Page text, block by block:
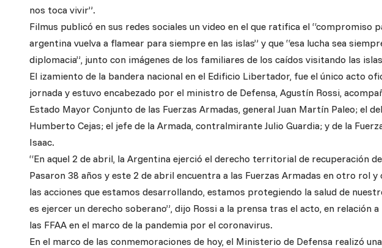
nos toca vivir”.
Filmus publicó en sus redes sociales un video en el que ratifica el “compromiso
argentina vuelva a flamear para siempre en las islas” y que “esa lucha sea
diplomacia”, junto con imágenes de los familiares de los caídos visitando las
El izamiento de la bandera nacional en el Edificio Libertador, fue el único acto
jornada y estuvo encabezado por el ministro de Defensa, Agustín Rossi,
Estado Mayor Conjunto de las Fuerzas Armadas, general Juan Martín Paleo; el
Humberto Cejas; el jefe de la Armada, contralmirante Julio Guardia; y de la
Isaac.
“En aquel 2 de abril, la Argentina ejerció el derecho territorial de recuperación
Pasaron 38 años y este 2 de abril encuentra a las Fuerzas Armadas en otro rol
las acciones que estamos desarrollando, estamos protegiendo la salud de
es ejercer un derecho soberano”, dijo Rossi a la prensa tras el acto, en relación
las FFAA en el marco de la pandemia por el coronavirus.
En el marco de las conmemoraciones de hoy, el Ministerio de Defensa realizó